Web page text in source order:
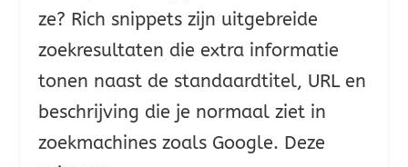
ze? Rich snippets zijn uitgebreide
zoekresultaten die extra informatie
tonen naast de standaardtitel, URL en
beschrijving die je normaal ziet in
zoekmachines zoals Google. Deze